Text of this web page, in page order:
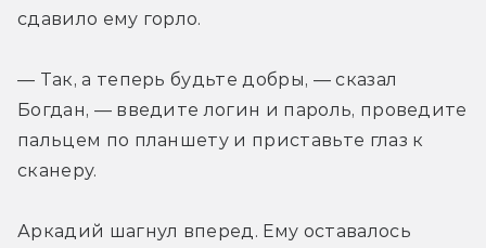
сдавило ему горло.
— Так, а теперь будьте добры, — сказал
Богдан, — введите логин и пароль, проведите
пальцем по планшету и приставьте глаз к
сканеру.
Аркадий шагнул вперед. Ему оставалось